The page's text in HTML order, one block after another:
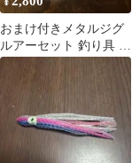
おまけ付きメタルジグ
ルアーセット 釣り具 ま
とめ売り